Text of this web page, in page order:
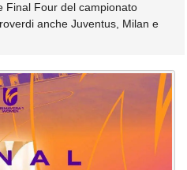
Final Four del campionato
anche Juventus, Milan e